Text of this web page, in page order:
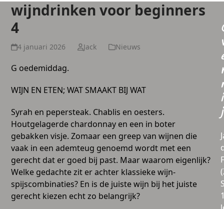
wijndrinken voor beginners
4
4 januari 2026 Jack Nieuws
G oedemiddag.
WIJN EN ETEN; WAT SMAAKT BIJ WAT
Syrah en pepersteak. Chablis en oesters.
Houtgelagerde chardonnay en een in boter
gebakken visje. Zomaar een greep van wijnen die
vaak in een ademteug genoemd wordt met een
gerecht dat er goed bij past. Maar waarom eigenlijk?
Welke gedachte zit er achter klassieke wijn-
spijscombinaties? En is de juiste wijn bij het juiste
gerecht kiezen echt zo belangrijk?
i
j